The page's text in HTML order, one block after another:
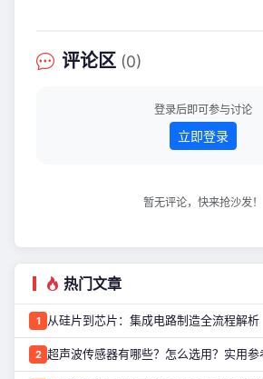
评论区 (0)
登录后即可参与讨论
立即登录
暂无评论，快来抢沙发！
热门文章
1 从硅片到芯片：集成电路制造全流程解析
2 超声波传感器有哪些？怎么选用？实用参